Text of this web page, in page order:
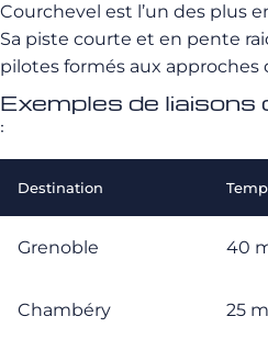
Courchevel est l’un des plus
Sa piste courte et en pente
pilotes formés aux approches
Exemples de liaisons
:
Destination
Grenoble 40
Chambéry 25